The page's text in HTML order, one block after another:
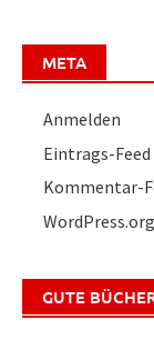
META
Anmelden
Eintrags-Feed
Kommentar-
WordPress.org
GUTE